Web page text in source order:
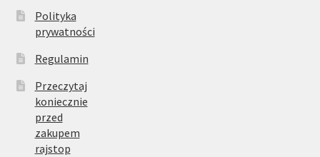
Polityka
prywatności
Regulamin
Przeczytaj
koniecznie
przed
zakupem
rajstop